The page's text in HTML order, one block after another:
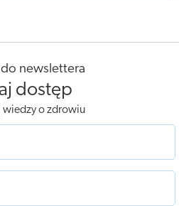
newslettera
dostęp
wiedzy o zdrowiu